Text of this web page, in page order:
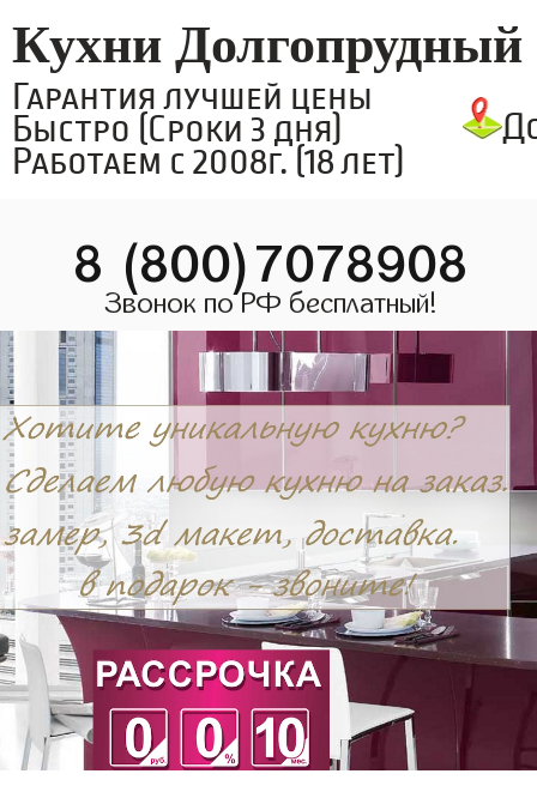
Кухни Долгопрудный
Гарантия лучшей цены
Быстро (Сроки 3 дня)
Работаем с 2008г. (18 лет)
8 (800)7078908
Звонок по РФ бесплатный!